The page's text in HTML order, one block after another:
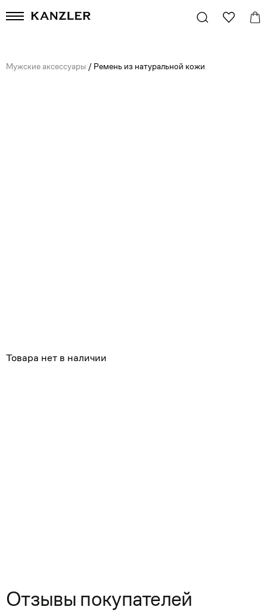
Мужские аксессуары / Ремень из натуральной кожи
Товара нет в наличии
Отзывы покупателей